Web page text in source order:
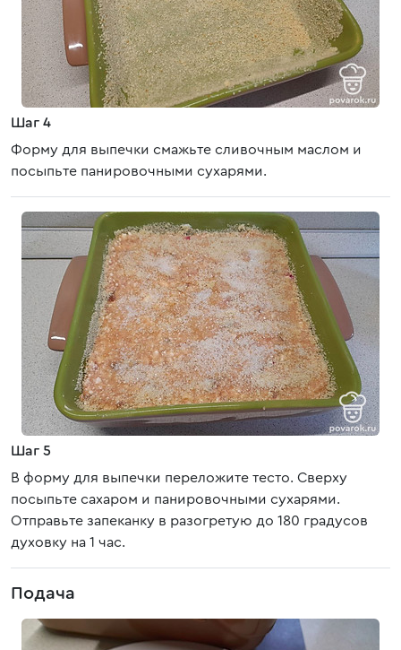
Шаг 4
Форму для выпечки смажьте сливочным маслом и
посыпьте панировочными сухарями.
Шаг 5
В форму для выпечки переложите тесто. Сверху
посыпьте сахаром и панировочными сухарями.
Отправьте запеканку в разогретую до 180 градусов
духовку на 1 час.
Подача